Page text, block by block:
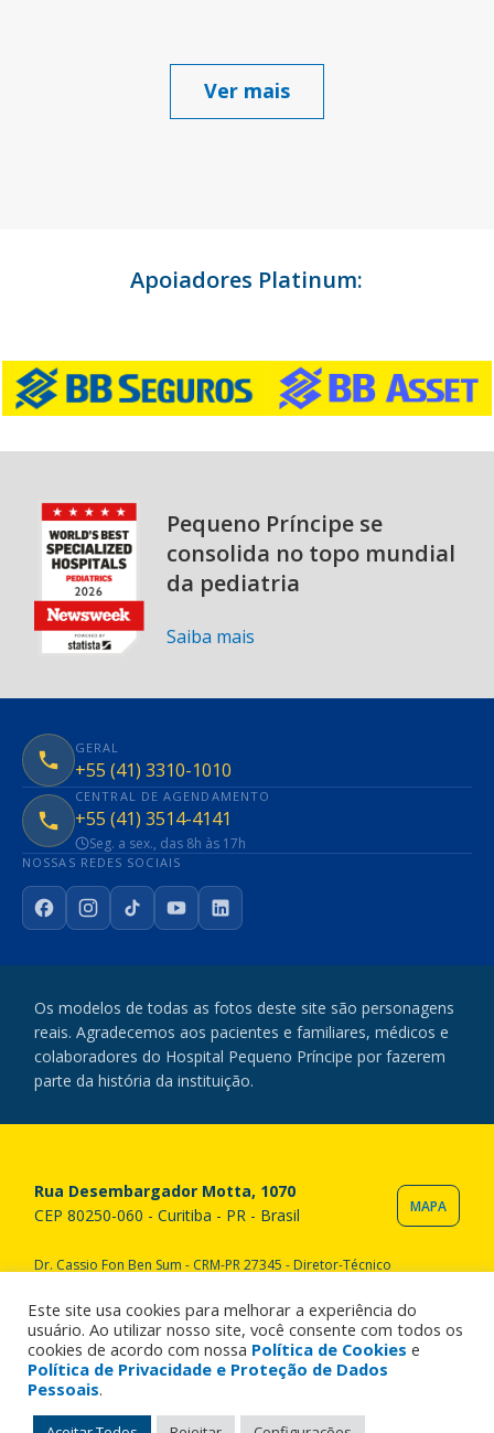
Ver mais
Apoiadores Platinum:
Pequeno Príncipe se
consolida no topo mundial
da pediatria
Saiba mais
GERAL
+55 (41) 3310-1010
CENTRAL DE AGENDAMENTO
+55 (41) 3514-4141
Seg. a sex., das 8h às 17h
NOSSAS REDES SOCIAIS
FacebookInstagram
TikTokYouTubeLinkedIn
Os modelos de todas as fotos deste site são personagens
reais. Agradecemos aos pacientes e familiares, médicos e
colaboradores do Hospital Pequeno Príncipe por fazerem
parte da história da instituição.
Rua Desembargador Motta, 1070
CEP 80250-060 - Curitiba - PR - Brasil
MAPA
Dr. Cassio Fon Ben Sum - CRM-PR 27345 - Diretor-Técnico
reservados. All rights reserved.
Este site usa cookies para melhorar a experiência do
usuário. Ao utilizar nosso site, você consente com todos os
cookies de acordo com nossa Política de Cookies e
Política de Privacidade e Proteção de Dados
Pessoais.